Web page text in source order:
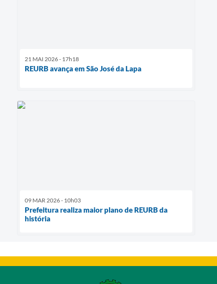
21 MAI 2026 - 17h18
REURB avança em São José da Lapa
09 MAR 2026 - 10h03
Prefeitura realiza maior plano de REURB da
história